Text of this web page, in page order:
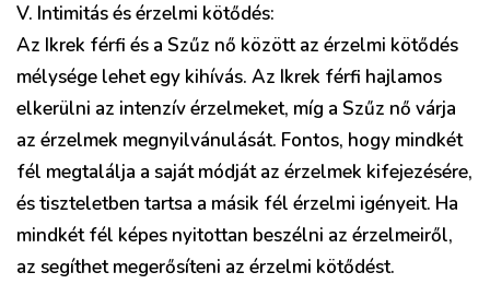
V. Intimitás és érzelmi kötődés:
Az Ikrek férfi és a Szűz nő között az érzelmi kötődés
mélysége lehet egy kihívás. Az Ikrek férfi hajlamos
elkerülni az intenzív érzelmeket, míg a Szűz nő várja
az érzelmek megnyilvánulását. Fontos, hogy mindkét
fél megtalálja a saját módját az érzelmek kifejezésére,
és tiszteletben tartsa a másik fél érzelmi igényeit. Ha
mindkét fél képes nyitottan beszélni az érzelmeiről,
az segíthet megerősíteni az érzelmi kötődést.